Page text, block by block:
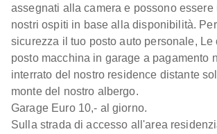
assegnati alla camera e possono essere
nostri ospiti in base alla disponibilità.
sicurezza il tuo posto auto personale, Le
posto macchina in garage a pagamento
interrato del nostro residence distante
monte del nostro albergo.
Garage Euro 10,- al giorno.
Sulla strada di accesso all'area